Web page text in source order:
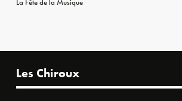
La Fête de la Musique
Les Chiroux